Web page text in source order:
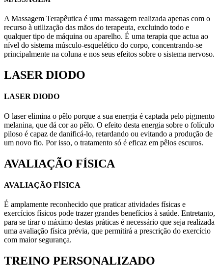
A Massagem Terapêutica é uma massagem realizada apenas com o
recurso à utilização das mãos do terapeuta, excluindo todo e
qualquer tipo de máquina ou aparelho. É uma terapia que actua ao
nível do sistema músculo-esquelético do corpo, concentrando-se
principalmente na coluna e nos seus efeitos sobre o sistema nervoso.
LASER DIODO
LASER DIODO
O laser elimina o pêlo porque a sua energia é captada pelo pigmento
melanina, que dá cor ao pêlo. O efeito desta energia sobre o folículo
piloso é capaz de danificá-lo, retardando ou evitando a produção de
um novo fio. Por isso, o tratamento só é eficaz em pêlos escuros.
AVALIAÇÃO FÍSICA
AVALIAÇÃO FÍSICA
É amplamente reconhecido que praticar atividades físicas e
exercícios físicos pode trazer grandes benefícios à saúde. Entretanto,
para se tirar o máximo destas práticas é necessário que seja realizada
uma avaliação física prévia, que permitirá a prescrição do exercício
com maior segurança.
TREINO PERSONALIZADO